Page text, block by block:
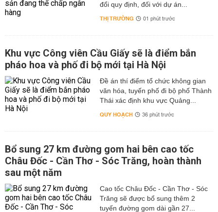
đổi quy định, đối với dự án...
THỊ TRƯỜNG 01 phút trước
Khu vực Công viên Cầu Giấy sẽ là điểm bắn
pháo hoa và phố đi bộ mới tại Hà Nội
Đề án thí điểm tổ chức không gian
văn hóa, tuyến phố đi bộ phố Thành
Thái xác định khu vực Quảng...
QUY HOẠCH 36 phút trước
Bổ sung 27 km đường gom hai bên cao tốc
Châu Đốc - Cần Thơ - Sóc Trăng, hoàn thành
sau một năm
Cao tốc Châu Đốc - Cần Thơ - Sóc
Trăng sẽ được bổ sung thêm 2
tuyến đường gom dài gần 27...